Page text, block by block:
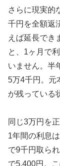
さらに現実的
千円を全額返
えば延長でき
と、1ヶ月で
いません。半
5万4千円。元
が残っている
同じ3万円を
1年間の利息
で9千円取ら
で5,400円。